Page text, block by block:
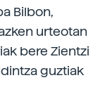
Bilbon,
urteotan
bere Zientzi
guztiak